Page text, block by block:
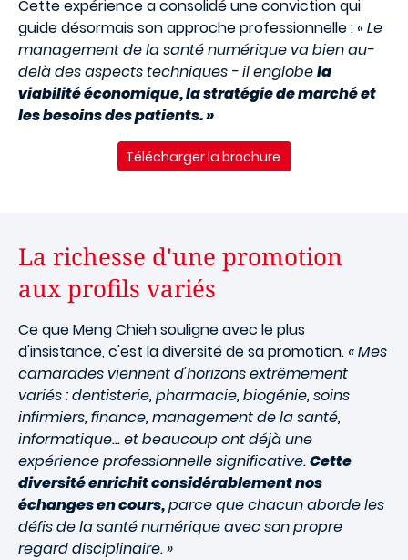
Cette expérience a consolidé une conviction qui
guide désormais son approche professionnelle :« Le
management de la santé numérique va bien au-
delà des aspects techniques - il englobela
viabilité économique, la stratégie de marché et
les besoins des patients. »
Télécharger la brochure
La richesse d'une promotion
aux profils variés
Ce que Meng Chieh souligne avec le plus
d'insistance, c'est la diversité de sa promotion.« Mes
camarades viennent d'horizons extrêmement
variés : dentisterie, pharmacie, biogénie, soins
infirmiers, finance, management de la santé,
informatique... et beaucoup ont déjà une
expérience professionnelle significative.Cette
diversité enrichit considérablement nos
échanges en cours,parce que chacun aborde les
défis de la santé numérique avec son propre
regard disciplinaire. »